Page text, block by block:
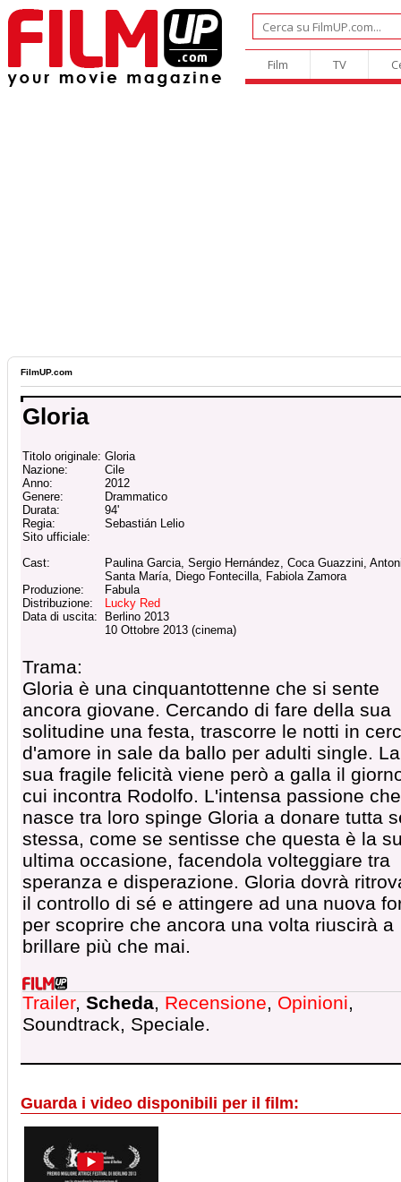
Film TV
FilmUP.com
Gloria
Titolo originale: Gloria
Nazione:
Cile
Anno:
2012
Genere:
Drammatico
Durata:
94'
Regia:
Sebastián Lelio
Sito ufficiale:
Cast:
Paulina Garcia, Sergio Hernández, Coca Guazzini,
Santa María, Diego Fontecilla, Fabiola Zamora
Produzione:
Fabula
Distribuzione:
Lucky Red
Data di uscita:
Berlino 2013
10 Ottobre 2013 (cinema)
Trama:
Gloria è una cinquantottenne che si sente
ancora giovane. Cercando di fare della sua
solitudine una festa, trascorre le notti in
d'amore in sale da ballo per adulti single. La
sua fragile felicità viene però a galla il
cui incontra Rodolfo. L'intensa passione che
nasce tra loro spinge Gloria a donare tutta
stessa, come se sentisse che questa è la
ultima occasione, facendola volteggiare tra
speranza e disperazione. Gloria dovrà
il controllo di sé e attingere ad una nuova
per scoprire che ancora una volta riuscirà a
brillare più che mai.
Trailer, Scheda, Recensione, Opinioni,
Soundtrack, Speciale.
Guarda i video disponibili per il film: